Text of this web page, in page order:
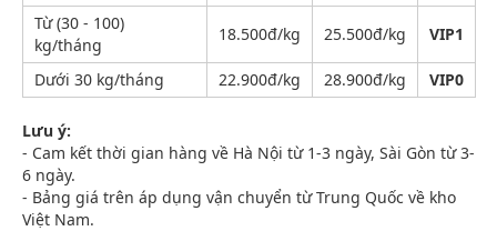
Từ (30 - 100)
kg/tháng
18.500đ/kg 25.500đ/kg VIP1
Dưới 30 kg/tháng 22.900đ/kg 28.900đ/kg VIP0
Lưu ý:
- Cam kết thời gian hàng về Hà Nội từ 1-3 ngày, Sài Gòn từ 3-
6 ngày.
- Bảng giá trên áp dụng vận chuyển từ Trung Quốc về kho
Việt Nam.